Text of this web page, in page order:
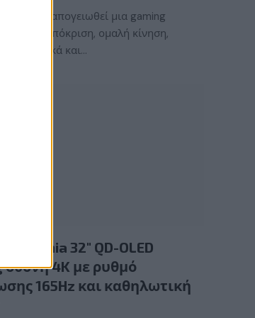
για να απογειωθεί μια gaming
Γρήγορη απόκριση, ομαλή κίνηση,
γραφικά και…
Evnia 32″ QD-OLED
οθόνη 4K με ρυθμό
165Hz και καθηλωτική